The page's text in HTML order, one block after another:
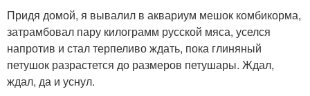
Придя домой, я вывалил в аквариум мешок комбикорма,
затрамбовал пару килограмм русской мяса, уселся
напротив и стал терпеливо ждать, пока глиняный
петушок разрастется до размеров петушары. Ждал,
ждал, да и уснул.